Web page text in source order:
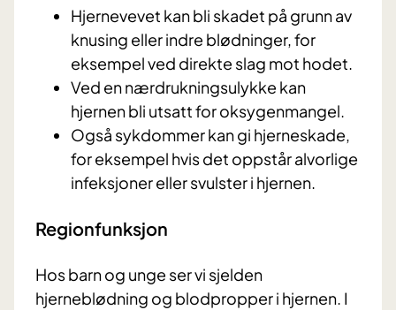
Hjernevevet kan bli skadet på grunn av
knusing eller indre blødninger, for
eksempel ved direkte slag mot hodet.
Ved en nærdrukningsulykke kan
hjernen bli utsatt for oksygenmangel.
Også sykdommer kan gi hjerneskade,
for eksempel hvis det oppstår alvorlige
infeksjoner eller svulster i hjernen.
Regionfunksjon
Hos barn og unge ser vi sjelden
hjerneblødning og blodpropper i hjernen. I